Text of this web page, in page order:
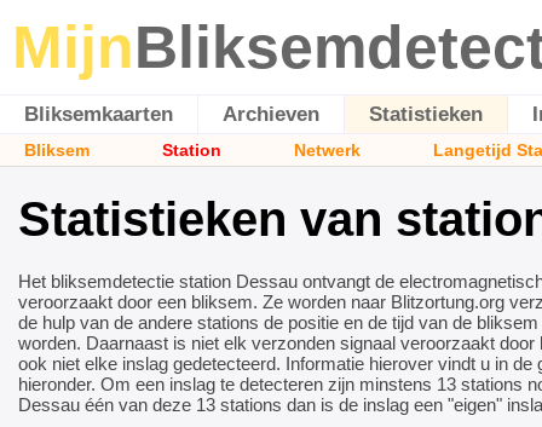
Mijn
Bliksemkaarten Archieven Statistieken
Bliksem Station Netwerk Langetijd
Statistieken van
Het bliksemdetectie station Dessau ontvangt de
veroorzaakt door een bliksem. Ze worden naar Blitzortung.org
de hulp van de andere stations de positie en de tijd van de
worden. Daarnaast is niet elk verzonden signaal veroorzaakt door
ook niet elke inslag gedetecteerd. Informatie hierover vindt u in de
hieronder. Om een inslag te detecteren zijn minstens 13 stations
Dessau één van deze 13 stations dan is de inslag een "eigen"